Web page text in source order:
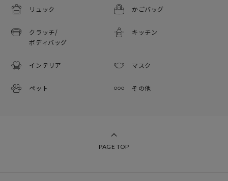
リュック かごバッグ
クラッチ/
ボディバッグ
キッチン
インテリア マスク
ペット その他
PAGE TOP